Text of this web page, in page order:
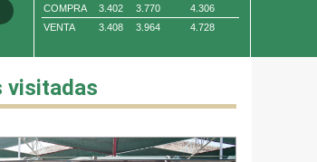
Oro 4,010.80 US $/ Oz. Tr.
COMPRA
3.402 3.770
4.306
VENTA
3.408 3.964 4.728
visitadas